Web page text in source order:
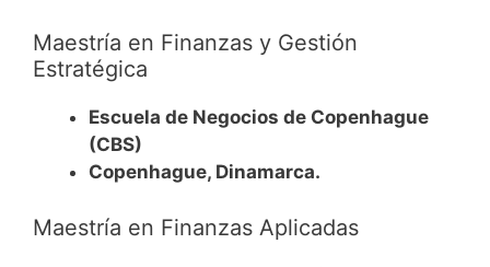
Maestría en Finanzas y Gestión
Estratégica
Escuela de Negocios de Copenhague
(CBS)
Copenhague, Dinamarca.
Maestría en Finanzas Aplicadas